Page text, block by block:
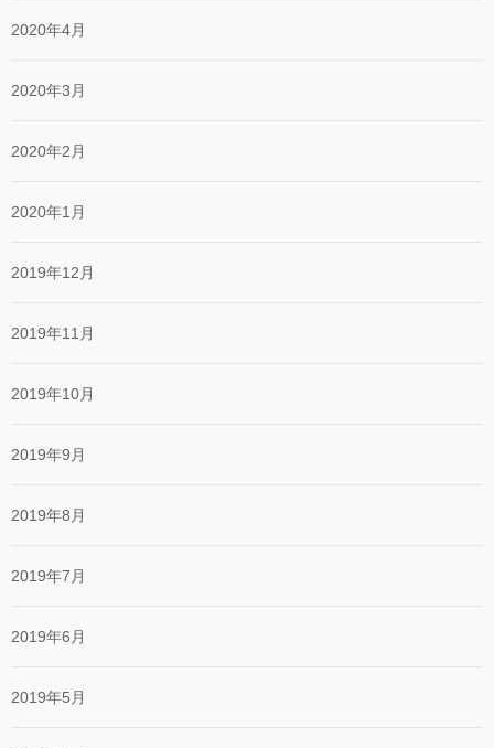
2020年4月
2020年3月
2020年2月
2020年1月
2019年12月
2019年11月
2019年10月
2019年9月
2019年8月
2019年7月
2019年6月
2019年5月